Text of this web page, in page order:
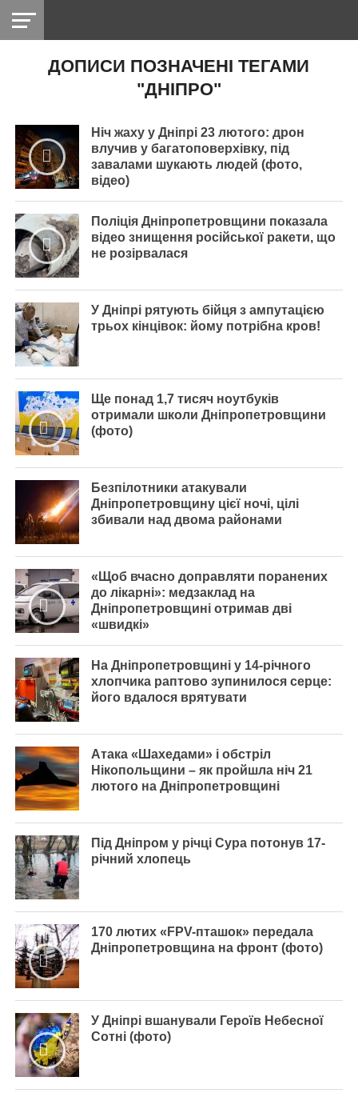
НІКОПОЛЬ
РАДІО
ДОПИСИ ПОЗНАЧЕНІ ТЕГАМИ
"ДНІПРО"
Ніч жаху у Дніпрі 23 лютого: дрон
влучив у багатоповерхівку, під
завалами шукають людей (фото,
відео)
Поліція Дніпропетровщини показала
відео знищення російської ракети, що
не розірвалася
У Дніпрі рятують бійця з ампутацією
трьох кінцівок: йому потрібна кров!
Ще понад 1,7 тисяч ноутбуків
отримали школи Дніпропетровщини
(фото)
Безпілотники атакували
Дніпропетровщину цієї ночі, цілі
збивали над двома районами
«Щоб вчасно доправляти поранених
до лікарні»: медзаклад на
Дніпропетровщині отримав дві
«швидкі»
На Дніпропетровщині у 14-річного
хлопчика раптово зупинилося серце:
його вдалося врятувати
Атака «Шахедами» і обстріл
Нікопольщини – як пройшла ніч 21
лютого на Дніпропетровщині
Під Дніпром у річці Сура потонув 17-
річний хлопець
170 лютих «FPV-пташок» передала
Дніпропетровщина на фронт (фото)
У Дніпрі вшанували Героїв Небесної
Сотні (фото)